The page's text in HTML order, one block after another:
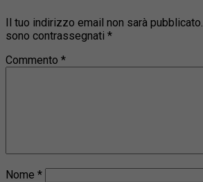
Il tuo indirizzo email non sarà pubblicato.
sono contrassegnati *
Commento *
Nome *